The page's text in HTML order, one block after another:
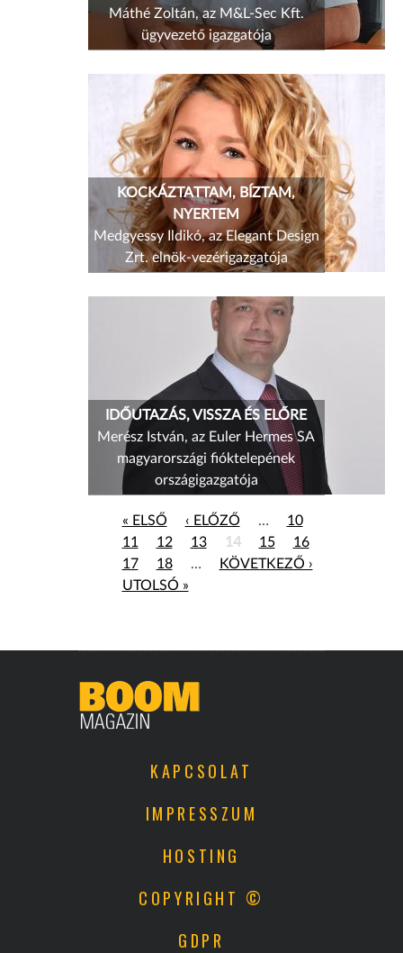
Máthé Zoltán, az M&L-Sec Kft.
ügyvezető igazgatója
KOCKÁZTATTAM, BÍZTAM,
NYERTEM
Medgyessy Ildikó, az Elegant Design
Zrt. elnök-vezérigazgatója
IDŐUTAZÁS, VISSZA ÉS ELŐRE
Merész István, az Euler Hermes SA
magyarországi fióktelepének
országigazgatója
Oldalak
« ELSŐ ‹ ELŐZŐ …
10
11
12 13 14 15
16
17
18 …
KÖVETKEZŐ ›
UTOLSÓ »
KAPCSOLAT
IMPRESSZUM
HOSTING
COPYRIGHT ©
GDPR